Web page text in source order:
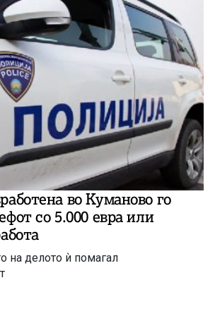
во Куманово го
со 5.000 евра или
на делото ѝ помагал